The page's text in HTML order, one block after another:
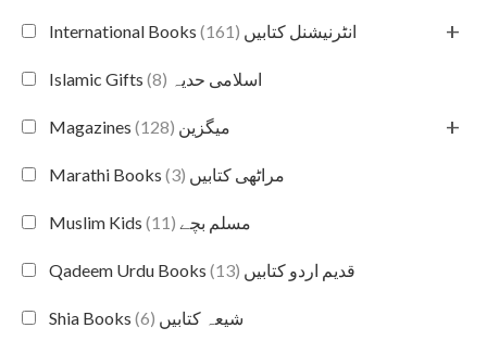
International Books انٹرنیشنل کتابیں (161) +
Islamic Gifts اسلامی حدیہ (8)
Magazines میگزین (128) +
Marathi Books مراٹھی کتابیں (3)
Muslim Kids مسلم بچے (11)
Qadeem Urdu Books قدیم اردو کتابیں (13)
Shia Books شیعہ کتابیں (6)